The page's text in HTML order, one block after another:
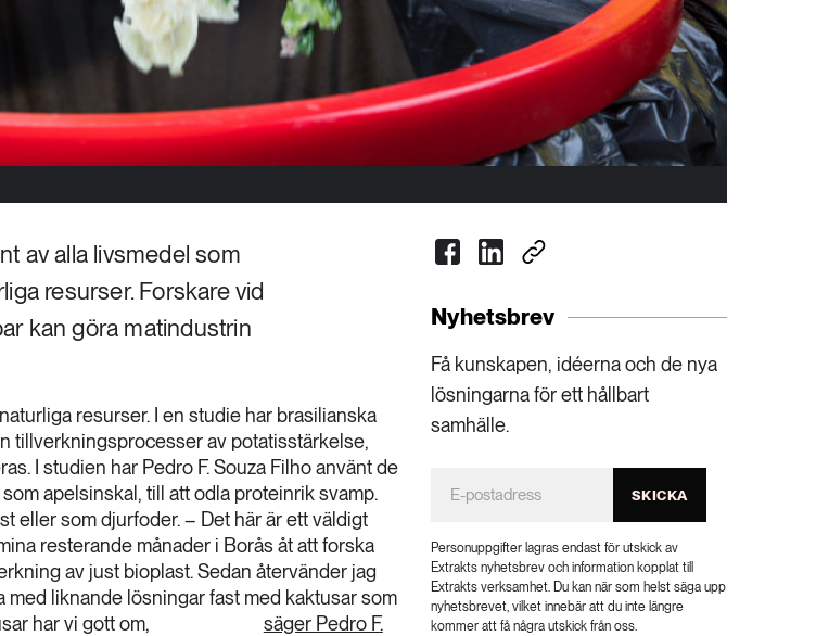
av alla livsmedel som
resurser. Forskare vid
kan göra matindustrin
resurser. I en studie har brasilianska
tillverkningsprocesser av potatisstärkelse,
I studien har Pedro F. Souza Filho använt de
apelsinskal, till att odla proteinrik svamp.
eller som djurfoder. – Det här är ett väldigt
resterande månader i Borås åt att forska
av just bioplast. Sedan återvänder jag
liknande lösningar fast med kaktusar som
har vi gott om,
säger Pedro F.
Nyhetsbrev
Få kunskapen, idéerna och de nya
lösningarna för ett hållbart
samhälle.
SKICKA
Personuppgifter lagras endast för utskick av
Extrakts nyhetsbrev och information kopplat till
Extrakts verksamhet. Du kan när som helst säga upp
nyhetsbrevet, vilket innebär att du inte längre
kommer att få några utskick från oss.